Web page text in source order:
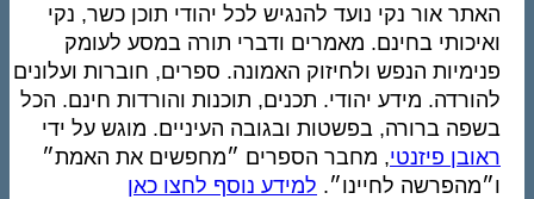
האתר אור נקי נועד להנגיש לכל יהודי תוכן כשר, נקי
ואיכותי בחינם. מאמרים ודברי תורה במסע לעומק
פנימיות הנפש ולחיזוק האמונה. ספרים, חוברות ועלונים
להורדה. מידע יהודי. תכנים, תוכנות והורדות חינם. הכל
בשפה ברורה, בפשטות ובגובה העיניים. מוגש על ידי
ראובן פיזנטי, מחבר הספרים ״מחפשים את האמת״
ו״מהפרשה לחיינו״. למידע נוסף לחצו כאן